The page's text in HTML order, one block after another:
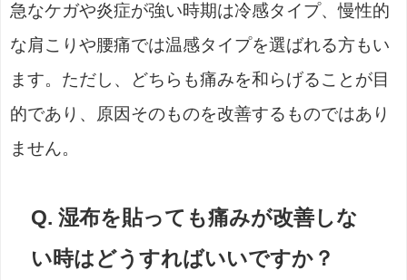
急なケガや炎症が強い時期は冷感タイプ、慢性的
な肩こりや腰痛では温感タイプを選ばれる方もい
ます。ただし、どちらも痛みを和らげることが目
的であり、原因そのものを改善するものではあり
ません。
Q. 湿布を貼っても痛みが改善しな
い時はどうすればいいですか？